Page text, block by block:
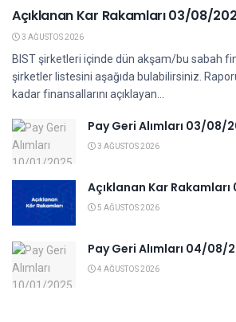
Açıklanan Kar Rakamları 03/08/
3 AĞUSTOS 2026
BIST şirketleri içinde dün akşam/bu sabah
şirketler listesini aşağıda bulabilirsiniz.
kadar finansallarını açıklayan...
Pay Geri Alımları 03/08/
3 AĞUSTOS 2026
Açıklanan Kar
5 AĞUSTOS 2026
Pay Geri Alımları 04/08/
4 AĞUSTOS 2026